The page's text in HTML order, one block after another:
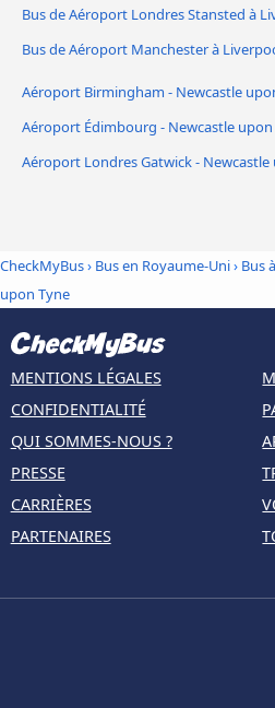
Bus de Aéroport Londres Stansted à
Bus de Aéroport Manchester à
Aéroport Birmingham - Newcastle
Aéroport Édimbourg - Newcastle upon
Aéroport Londres Gatwick -
CheckMyBus› Bus en Royaume-Uni› Bus
upon Tyne
MENTIONS LÉGALES
CONFIDENTIALITÉ
QUI SOMMES-NOUS ?
PRESSE
CARRIÈRES
PARTENAIRES